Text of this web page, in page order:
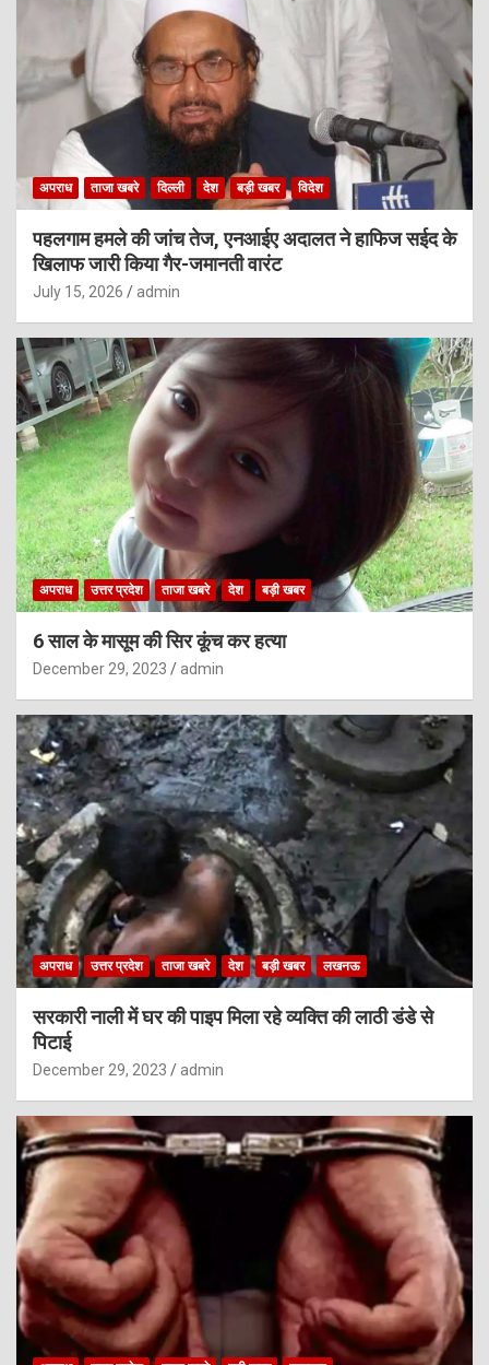
अपराध ताजा खबरे दिल्ली देश बड़ी खबर विदेश
पहलगाम हमले की जांच तेज, एनआईए अदालत ने हाफिज सईद के
खिलाफ जारी किया गैर-जमानती वारंट
July 15, 2026 admin
अपराध उत्तर प्रदेश ताजा खबरे देश बड़ी खबर
6 साल के मासूम की सिर कूंच कर हत्या
December 29, 2023 admin
अपराध उत्तर प्रदेश ताजा खबरे देश बड़ी खबर लखनऊ
सरकारी नाली में घर की पाइप मिला रहे व्यक्ति की लाठी डंडे से
पिटाई
December 29, 2023 admin